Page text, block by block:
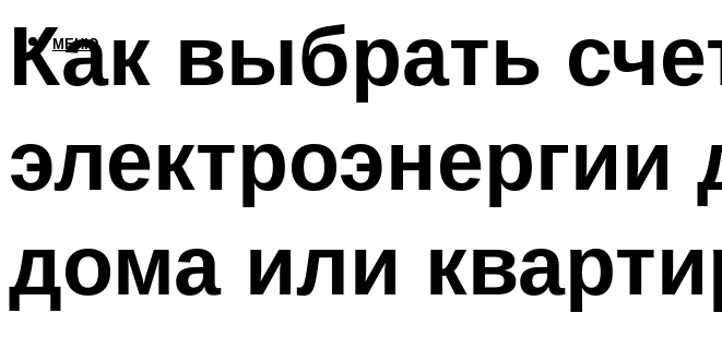
МЕНЮ
Как выбрать
электроэнергии
дома или